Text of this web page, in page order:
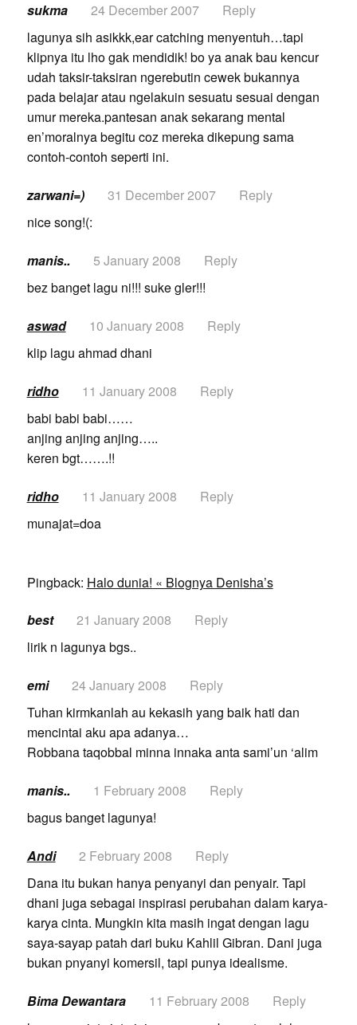
sukma 24 December 2007
Reply
lagunya sih asikkk,ear catching menyentuh…tapi
klipnya itu lho gak mendidik! bo ya anak bau kencur
udah taksir-taksiran ngerebutin cewek bukannya
pada belajar atau ngelakuin sesuatu sesuai dengan
umur mereka.pantesan anak sekarang mental
en’moralnya begitu coz mereka dikepung sama
contoh-contoh seperti ini.
zarwani=) 31 December 2007
Reply
nice song!(:
manis.. 5 January 2008
Reply
bez banget lagu ni!!! suke gler!!!
aswad 10 January 2008
Reply
klip lagu ahmad dhani
ridho 11 January 2008
Reply
babi babi babi……
anjing anjing anjing…..
keren bgt…….!!
ridho 11 January 2008
Reply
munajat=doa
Pingback: Halo dunia! « Blognya Denisha’s
best 21 January 2008
Reply
lirik n lagunya bgs..
emi 24 January 2008
Reply
Tuhan kirmkanlah au kekasih yang baik hati dan
mencintai aku apa adanya…
Robbana taqobbal minna innaka anta sami’un ‘alim
manis.. 1 February 2008
Reply
bagus banget lagunya!
Andi 2 February 2008
Reply
Dana itu bukan hanya penyanyi dan penyair. Tapi
dhani juga sebagai inspirasi perubahan dalam karya-
karya cinta. Mungkin kita masih ingat dengan lagu
saya-sayap patah dari buku Kahlil Gibran. Dani juga
bukan pnyanyi komersil, tapi punya idealisme.
Bima Dewantara 11 February 2008
Reply